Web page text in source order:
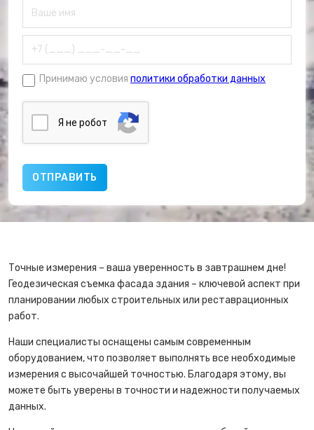
Принимаю условия политики обработки данных
Я нe poбoт
Точные измерения – ваша уверенность в завтрашнем дне!
Геодезическая съемка фасада здания – ключевой аспект при
планировании любых строительных или реставрационных
работ.
Наши специалисты оснащены самым современным
оборудованием, что позволяет выполнять все необходимые
измерения с высочайшей точностью. Благодаря этому, вы
можете быть уверены в точности и надежности получаемых
данных.